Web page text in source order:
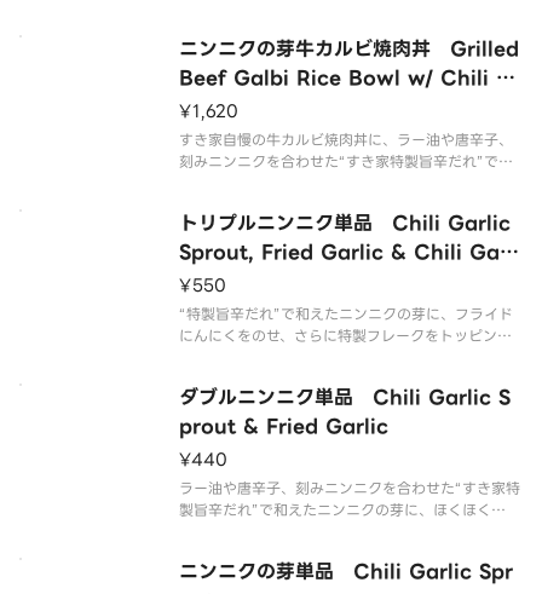
品です。お子様・辛いものが苦手な方はご注意くだ
さい。
ニンニクの芽牛カルビ焼肉丼 Grilled
Beef Galbi Rice Bowl w/ Chili G
arlic Sprout
¥1,620
すき家自慢の牛カルビ焼肉丼に、ラー油や唐辛子、
刻みニンニクを合わせた“すき家特製旨辛だれ”で和
ご注意ください。
トリプルニンニク単品 Chili Garlic
Sprout, Fried Garlic & Chili Garli
c Flakes
¥550
“特製旨辛だれ”で和えたニンニクの芽に、フライド
にんにくをのせ、さらに特製フレークをトッピング
い！※辛さが強い商品です。お子様・辛いものが苦
手な方はご注意ください。
ダブルニンニク単品 Chili Garlic S
prout & Fried Garlic
¥440
ラー油や唐辛子、刻みニンニクを合わせた“すき家特
製旨辛だれ”で和えたニンニクの芽に、ほくほく
組み合わせをお楽しみください！※辛さが強い商品
ニンニクの芽単品 Chili Garlic Spr